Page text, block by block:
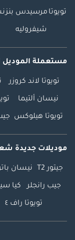
تويوتا مرسيدس بنز
شيفروليه
مستعملة الموديل
تويوتا لاند كروزر
نيسان ألتيما
تويوتا هيلوكس
موديلات جديدة
جيتور T2 نيسان
جيب رانجلر كيا
تويوتا راف ٤